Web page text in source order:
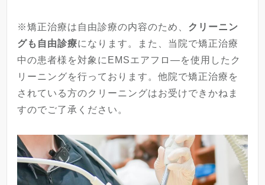
※矯正治療は自由診療の内容のため、 クリーニン
グも自由診療になります。また、当院で矯正治療
中の患者様を対象にEMSエアフロ―を使用したク
リーニングを行っております。他院で矯正治療を
されている方のクリーニングはお受けできかねま
すのでご了承ください。